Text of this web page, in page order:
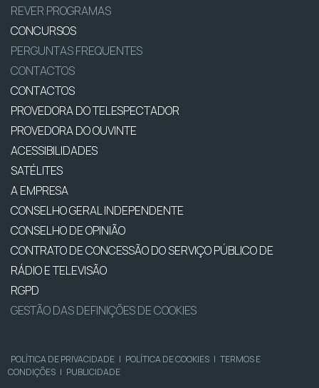
REVER PROGRAMAS
CONCURSOS
PERGUNTAS FREQUENTES
CONTACTOS
CONTACTOS
PROVEDORA DO TELESPECTADOR
PROVEDORA DO OUVINTE
ACESSIBILIDADES
SATÉLITES
A EMPRESA
CONSELHO GERAL INDEPENDENTE
CONSELHO DE OPINIÃO
CONTRATO DE CONCESSÃO DO SERVIÇO PÚBLICO DE
RÁDIO E TELEVISÃO
RGPD
GESTÃO DAS DEFINIÇÕES DE COOKIES
POLÍTICA DE PRIVACIDADE | POLÍTICA DE COOKIES | TERMOS E
CONDIÇÕES | PUBLICIDADE